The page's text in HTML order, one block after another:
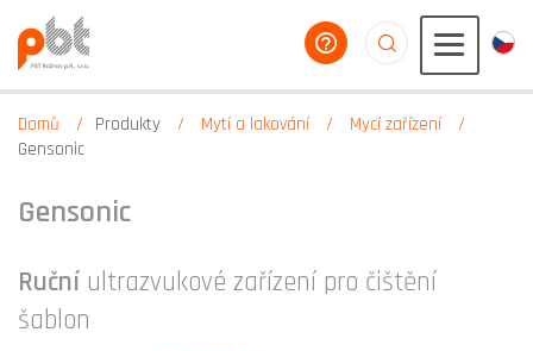
poradíme vám
Domů Produkty Mytí a lakování
Mycí zařízení
Gensonic
Gensonic
Ruční ultrazvukové zařízení pro čištění
šablon